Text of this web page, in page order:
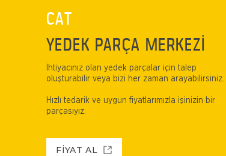
CAT
YEDEK PARÇA MERKEZİ
İhtiyacınız olan yedek parçalar için talep
oluşturabilir veya bizi her zaman arayabilirsiniz.
Hızlı tedarik ve uygun fiyatlarımızla işinizin bir
parçasıyız.
FİYAT AL